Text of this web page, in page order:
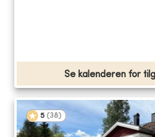
Se kalenderen for
5 (38)